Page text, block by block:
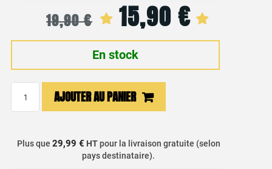
19,90€
Le
prix
initial
était :
19,90 €.
15,90€Le
prix
actuel
En stock
AJOUTER AU PANIER
Plus que 29,99 € HTpour la livraison gratuite (selon
pays destinataire).